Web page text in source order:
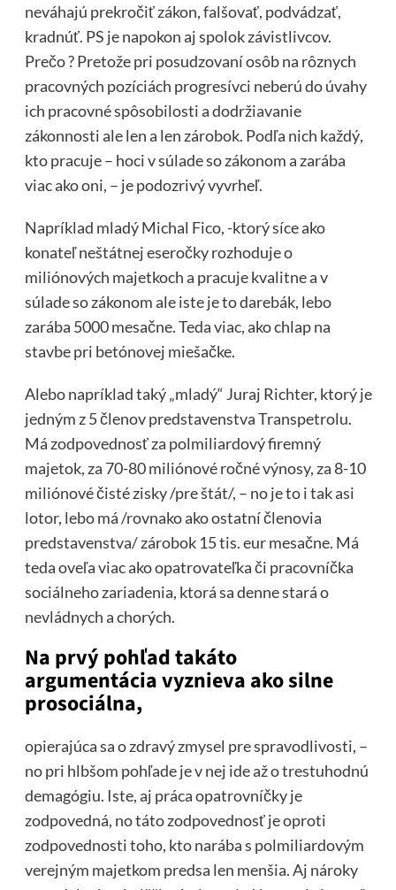
neváhajú prekročiť zákon, falšovať, podvádzať,
kradnúť. PS je napokon aj spolok závistlivcov.
Prečo ? Pretože pri posudzovaní osôb na rôznych
pracovných pozíciách progresívci neberú do úvahy
ich pracovné spôsobilosti a dodržiavanie
zákonnosti ale len a len zárobok. Podľa nich každý,
kto pracuje – hoci v súlade so zákonom a zarába
viac ako oni, – je podozrivý vyvrheľ.
Napríklad mladý Michal Fico, -ktorý síce ako
konateľ neštátnej eseročky rozhoduje o
miliónových majetkoch a pracuje kvalitne a v
súlade so zákonom ale iste je to darebák, lebo
zarába 5000 mesačne. Teda viac, ako chlap na
stavbe pri betónovej miešačke.
Alebo napríklad taký „mladý“ Juraj Richter, ktorý je
jedným z 5 členov predstavenstva Transpetrolu.
Má zodpovednosť za polmiliardový firemný
majetok, za 70-80 miliónové ročné výnosy, za 8-10
miliónové čisté zisky /pre štát/, – no je to i tak asi
lotor, lebo má /rovnako ako ostatní členovia
predstavenstva/ zárobok 15 tis. eur mesačne. Má
teda oveľa viac ako opatrovateľka či pracovníčka
sociálneho zariadenia, ktorá sa denne stará o
nevládnych a chorých.
Na prvý pohľad takáto
argumentácia vyznieva ako silne
prosociálna,
opierajúca sa o zdravý zmysel pre spravodlivosti, –
no pri hlbšom pohľade je v nej ide až o trestuhodnú
demagógiu. Iste, aj práca opatrovníčky je
zodpovedná, no táto zodpovednosť je oproti
zodpovednosti toho, kto narába s polmiliardovým
verejným majetkom predsa len menšia. Aj nároky